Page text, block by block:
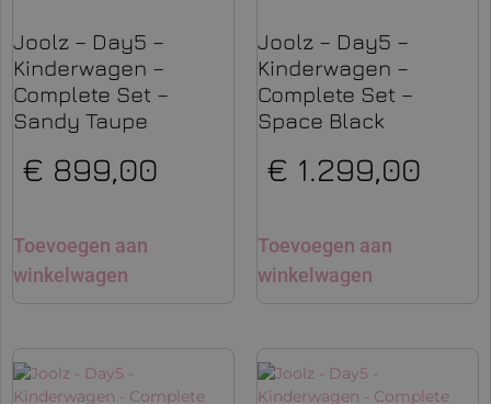
Joolz – Day5 –
Kinderwagen –
Complete Set –
Sandy Taupe
€ 899,00
Toevoegen aan
winkelwagen
Joolz – Day5 –
Kinderwagen –
Complete Set –
Space Black
€ 1.299,00
Toevoegen aan
winkelwagen